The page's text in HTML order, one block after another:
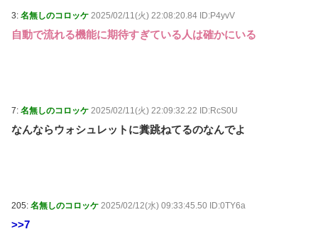
3: 名無しのコロッケ 2025/02/11(火) 22:08:20.84 ID:P4yvV
自動で流れる機能に期待すぎている人は確かにいる
7: 名無しのコロッケ 2025/02/11(火) 22:09:32.22 ID:RcS0U
なんならウォシュレットに糞跳ねてるのなんでよ
205: 名無しのコロッケ 2025/02/12(水) 09:33:45.50 ID:0TY6a
>>7